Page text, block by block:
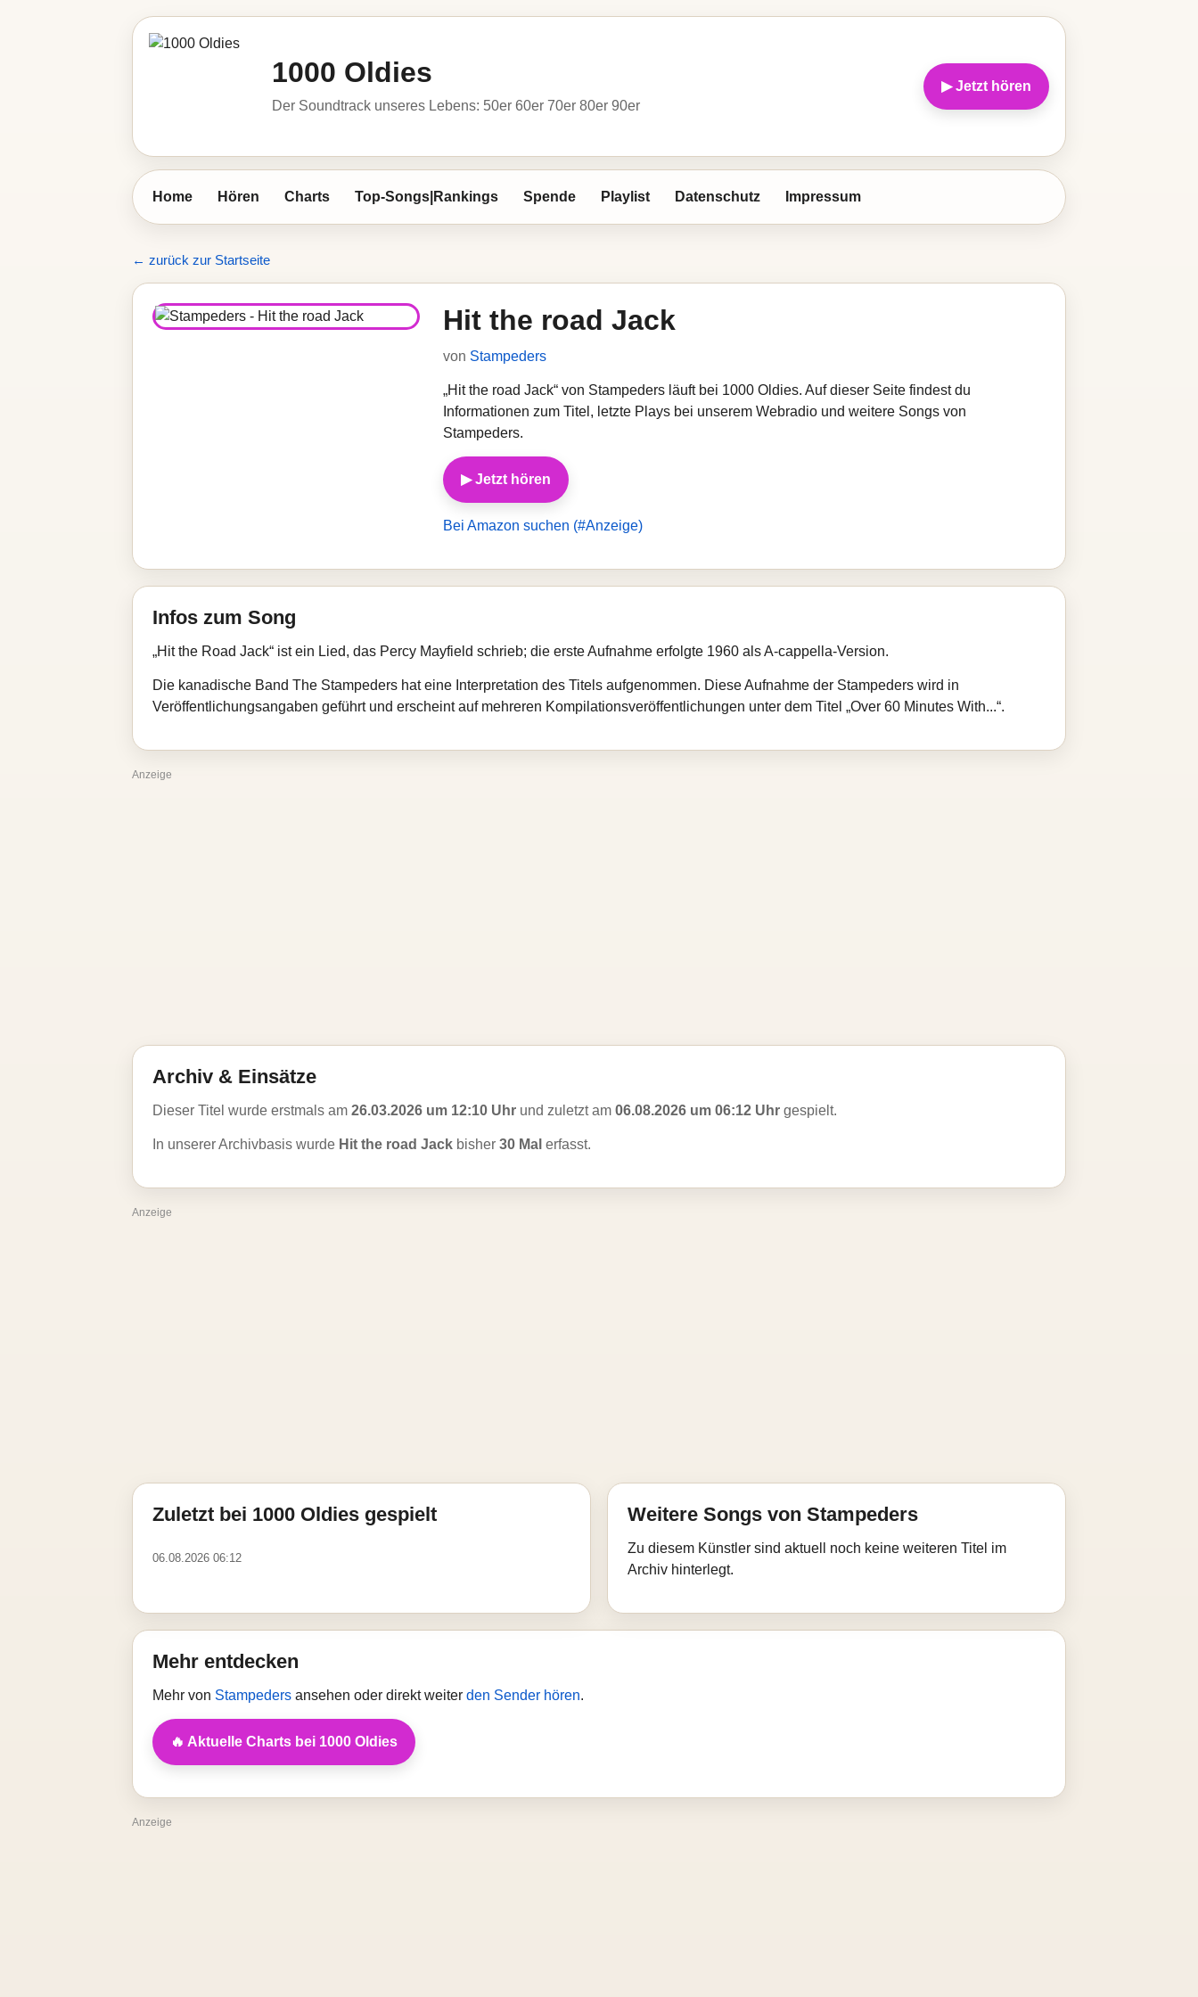
1000 Oldies
Der Soundtrack unseres Lebens: 50er 60er 70er 80er 90er
▶ Jetzt hören
Home Hören Charts Top-Songs|Rankings Spende Playlist Datenschutz Impressum
← zurück zur Startseite
Hit the road Jack
von Stampeders
„Hit the road Jack“ von Stampeders läuft bei 1000 Oldies. Auf dieser Seite findest du
Informationen zum Titel, letzte Plays bei unserem Webradio und weitere Songs von
Stampeders.
▶ Jetzt hören
Bei Amazon suchen (#Anzeige)
Infos zum Song
„Hit the Road Jack“ ist ein Lied, das Percy Mayfield schrieb; die erste Aufnahme erfolgte 1960 als A‑cappella‑Version.
Die kanadische Band The Stampeders hat eine Interpretation des Titels aufgenommen. Diese Aufnahme der Stampeders wird in
Veröffentlichungsangaben geführt und erscheint auf mehreren Kompilationsveröffentlichungen unter dem Titel „Over 60 Minutes With...“.
Anzeige
Archiv & Einsätze
Dieser Titel wurde erstmals am 26.03.2026 um 12:10 Uhr und zuletzt am 06.08.2026 um 06:12 Uhr gespielt.
In unserer Archivbasis wurde Hit the road Jack bisher 30 Mal erfasst.
Anzeige
Zuletzt bei 1000 Oldies gespielt
06.08.2026 06:12
Weitere Songs von Stampeders
Zu diesem Künstler sind aktuell noch keine weiteren Titel im
Archiv hinterlegt.
Mehr entdecken
Mehr von Stampeders ansehen oder direkt weiter den Sender hören.
🔥 Aktuelle Charts bei 1000 Oldies
Anzeige